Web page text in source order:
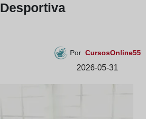
Desportiva
Por CursosOnline55
2026-05-31